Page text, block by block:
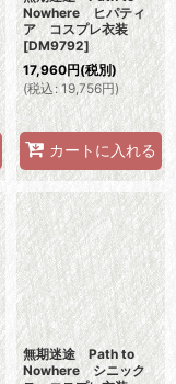
Nowhere ヒパティ
ア コスプレ衣装
[DM9792]
17,960円(税別)
(税込: 19,756円)
カートに入れる
無期迷途 Path to
Nowhere シニック